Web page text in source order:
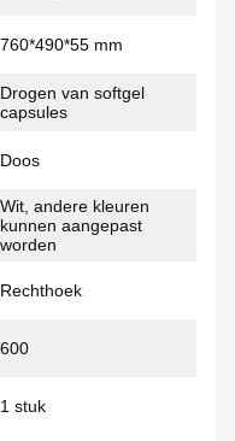
760*490*55 mm
Drogen van softgel
capsules
Doos
Wit, andere kleuren
kunnen aangepast
worden
Rechthoek
600
1 stuk